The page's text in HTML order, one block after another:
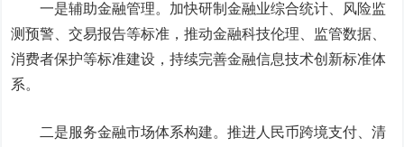
一是辅助金融管理。加快研制金融业综合统计、风险监
测预警、交易报告等标准，推动金融科技伦理、监管数据、
消费者保护等标准建设，持续完善金融信息技术创新标准体
系。
二是服务金融市场体系构建。推进人民币跨境支付、清